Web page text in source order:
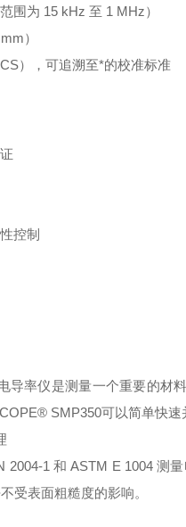
围为 15 kHz 至 1 MHz）
）
），可追溯至*的校准标准
控制
导率仪是测量一个重要的材
SMP350可以简单快速
1 和 ASTM E 1004 测
受表面粗糙度的影响。